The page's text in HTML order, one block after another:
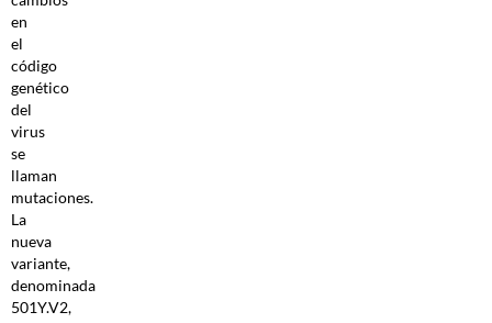
en
el
código
genético
del
virus
se
llaman
mutaciones.
La
nueva
variante,
denominada
501Y.V2,